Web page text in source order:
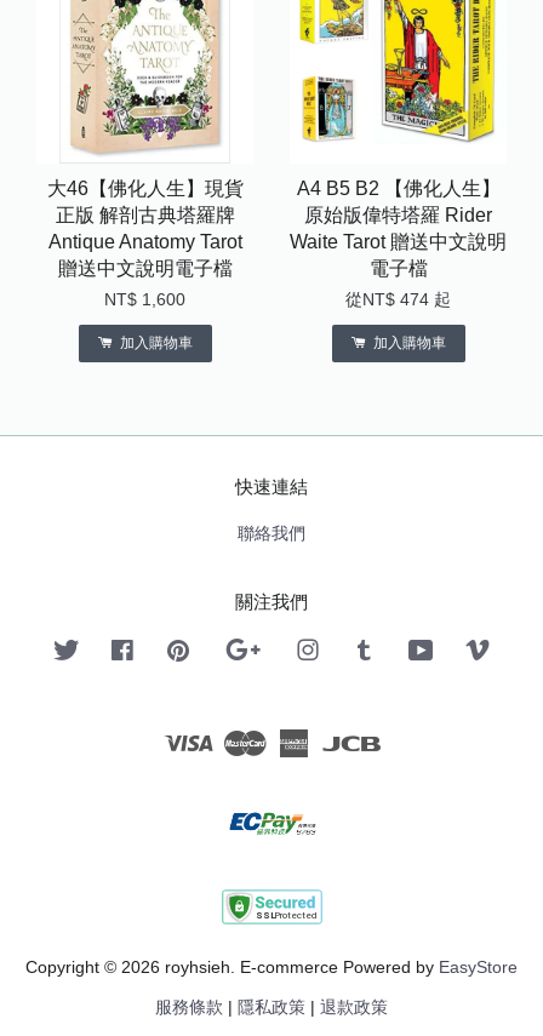
大46【佛化人生】現貨
正版 解剖古典塔羅牌
Antique Anatomy Tarot
贈送中文說明電子檔
NT$ 1,600
加入購物車
A4 B5 B2 【佛化人生】
原始版偉特塔羅 Rider
Waite Tarot 贈送中文說明
電子檔
從NT$ 474 起
加入購物車
快速連結
聯絡我們
關注我們
Twitter FacebookPinterest Google InstagramTumblr YouTube
Visa Master American
Copyright © 2026 royhsieh. E-commerce Powered by EasyStore
服務條款 隱私政策 退款政策